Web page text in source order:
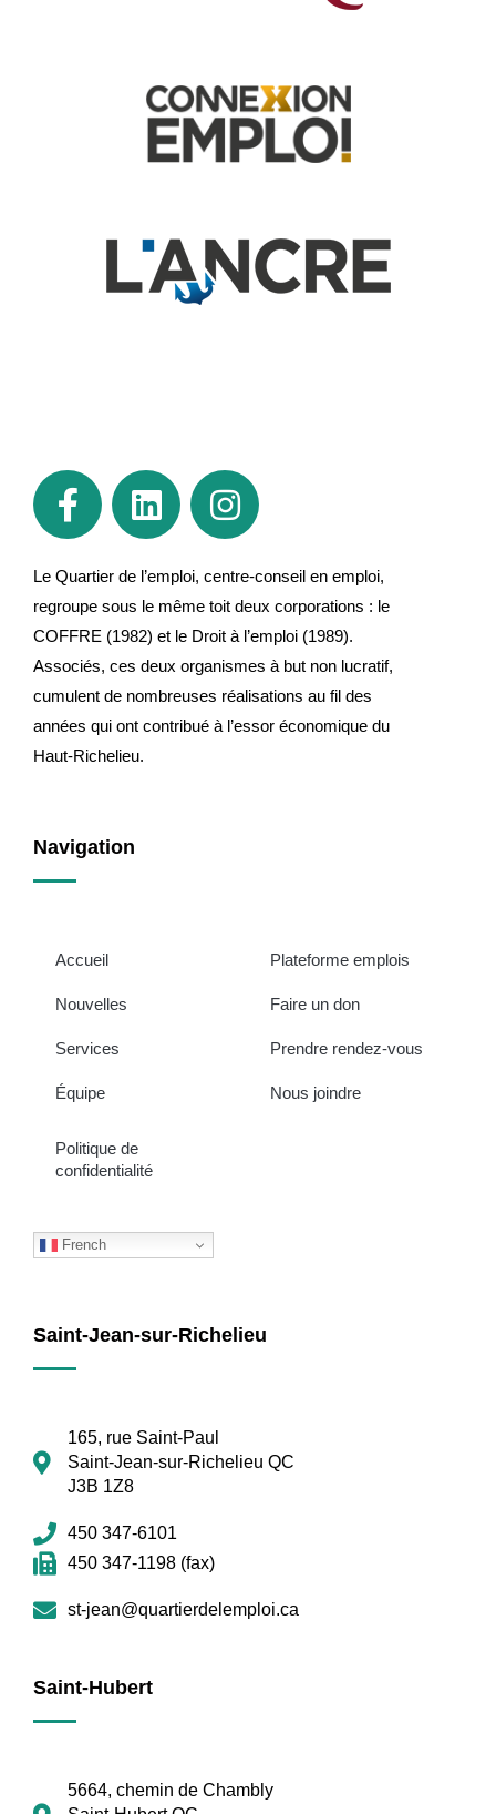
Le Quartier de l’emploi, centre-conseil en emploi,
regroupe sous le même toit deux corporations : le
COFFRE (1982) et le Droit à l’emploi (1989).
Associés, ces deux organismes à but non lucratif,
cumulent de nombreuses réalisations au fil des
années qui ont contribué à l’essor économique du
Haut-Richelieu.
Navigation
Accueil
Nouvelles
Services
Équipe
Plateforme emplois
Faire un don
Prendre rendez-vous
Nous joindre
Politique de
confidentialité
French
Saint-Jean-sur-Richelieu
165, rue Saint-Paul
Saint-Jean-sur-Richelieu QC
J3B 1Z8
450 347-6101
450 347-1198 (fax)
st-jean@quartierdelemploi.ca
Saint-Hubert
5664, chemin de Chambly